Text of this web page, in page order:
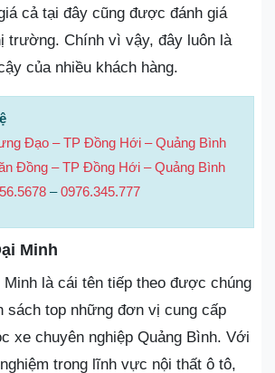
cả tại đây cũng được đánh giá
trường. Chính vì vậy, đây luôn là
của nhiều khách hàng.
Đạo – TP Đồng Hới – Quảng Bình
Đồng – TP Đồng Hới – Quảng Bình
–0976.345.777
Minh
là cái tên tiếp theo được chúng
sách top những đơn vị cung cấp
xe chuyên nghiệp Quảng Bình. Với
trong lĩnh vực nội thất ô tô,